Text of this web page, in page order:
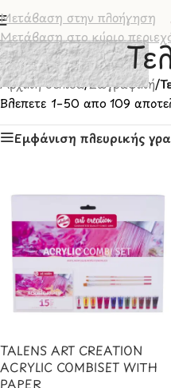
Μετάβαση στην πλοήγηση
Μετάβαση στο κύριο
Αρχική σελίδα/Ζωγραφική/
Βλέπετε 1–50 από 109
Εμφάνιση πλευρικής
TALENS ART CREATION
ACRYLIC COMBISET WITH
PAPER